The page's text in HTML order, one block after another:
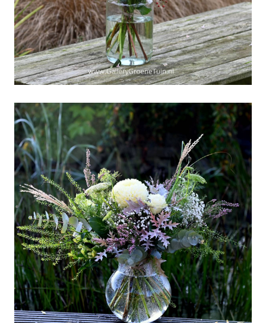
Weekboeket 44
"Zaterdag-2 November-
om 14.00 uur gesloten"
Dag van de Verenigde
Naties